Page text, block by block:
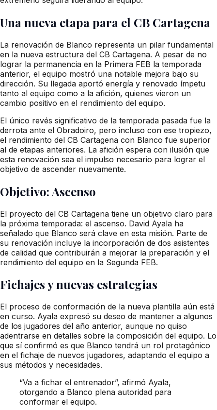
Una nueva etapa para el CB Cartagena
La renovación de Blanco representa un pilar fundamental
en la nueva estructura del CB Cartagena. A pesar de no
lograr la permanencia en la Primera FEB la temporada
anterior, el equipo mostró una notable mejora bajo su
dirección. Su llegada aportó energía y renovado ímpetu
tanto al equipo como a la afición, quienes vieron un
cambio positivo en el rendimiento del equipo.
El único revés significativo de la temporada pasada fue la
derrota ante el Obradoiro, pero incluso con ese tropiezo,
el rendimiento del CB Cartagena con Blanco fue superior
al de etapas anteriores. La afición espera con ilusión que
esta renovación sea el impulso necesario para lograr el
objetivo de ascender nuevamente.
Objetivo: Ascenso
El proyecto del CB Cartagena tiene un objetivo claro para
la próxima temporada: el ascenso. David Ayala ha
señalado que Blanco será clave en esta misión. Parte de
su renovación incluye la incorporación de dos asistentes
de calidad que contribuirán a mejorar la preparación y el
rendimiento del equipo en la Segunda FEB.
Fichajes y nuevas estrategias
El proceso de conformación de la nueva plantilla aún está
en curso. Ayala expresó su deseo de mantener a algunos
de los jugadores del año anterior, aunque no quiso
adentrarse en detalles sobre la composición del equipo. Lo
que sí confirmó es que Blanco tendrá un rol protagónico
en el fichaje de nuevos jugadores, adaptando el equipo a
sus métodos y necesidades.
“Va a fichar el entrenador”, afirmó Ayala,
otorgando a Blanco plena autoridad para
conformar el equipo.